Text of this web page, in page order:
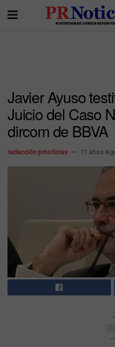
Javier Ayuso
Juicio del Caso
dircom de BBVA
redacción prnoticias 11 años
Ad